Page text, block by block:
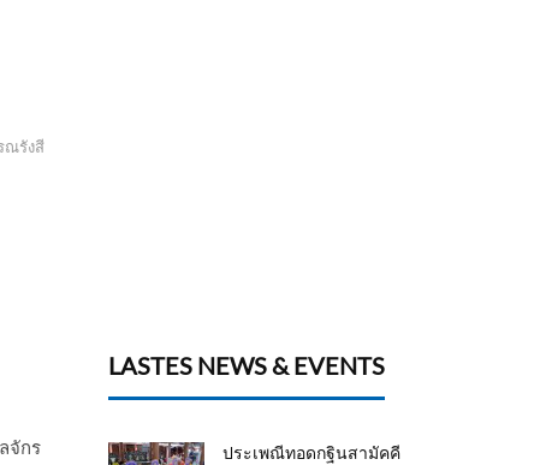
ณรังสี
จักร
LASTES NEWS & EVENTS
ประเพณีทอดกฐินสามัคคี